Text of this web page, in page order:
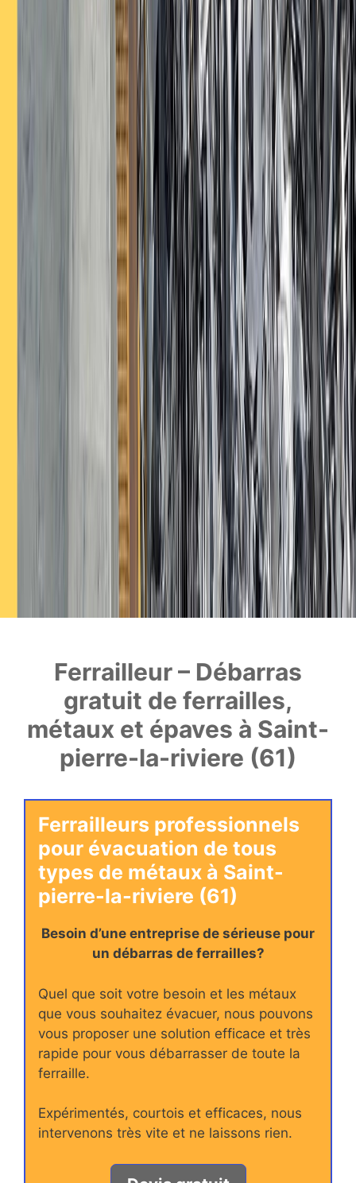
Ferrailleur – Débarras
gratuit de ferrailles,
métaux et épaves à Saint-
pierre-la-riviere (61)
Ferrailleurs professionnels
pour évacuation de tous
types de métaux à Saint-
pierre-la-riviere (61)
Besoin d’une entreprise de sérieuse pour
un débarras de ferrailles?
Quel que soit votre besoin et les métaux
que vous souhaitez évacuer, nous pouvons
vous proposer une solution efficace et très
rapide pour vous débarrasser de toute la
ferraille.
Expérimentés, courtois et efficaces, nous
intervenons très vite et ne laissons rien.